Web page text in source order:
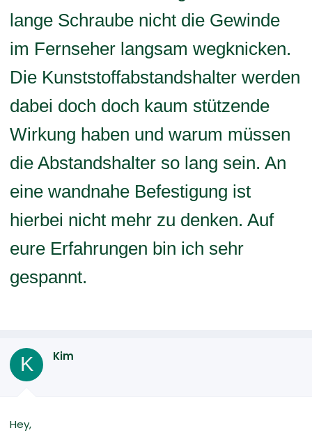
lange Schraube nicht die Gewinde
im Fernseher langsam wegknicken.
Die Kunststoffabstandshalter werden
dabei doch doch kaum stützende
Wirkung haben und warum müssen
die Abstandshalter so lang sein. An
eine wandnahe Befestigung ist
hierbei nicht mehr zu denken. Auf
eure Erfahrungen bin ich sehr
gespannt.
K Kim
Hey,